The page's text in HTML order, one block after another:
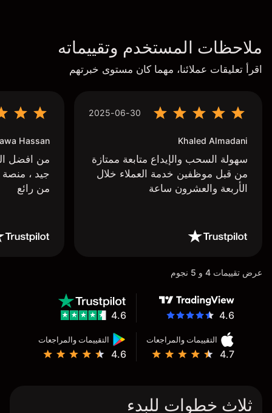
ملاحظات المستخدم وتقييماته
اقرأ تعليقات عملائنا، مهما كان مستوى خبرتهم
2025-06-30
Khaled Almadani
سهولة السحب والإيداع متابعة ممتازة
من قبل موظفين خدمة العملاء خلال
الأربعة والعشرون ساعة
Hassan
من افضل
جيد ،
من رائع
عرض تقييمات 4 و 5 نجوم
4.6
التقييمات والمراجعات
4.7
التقييمات والمراجعات
4.6
4.6
ثلاث خطوات للبدء